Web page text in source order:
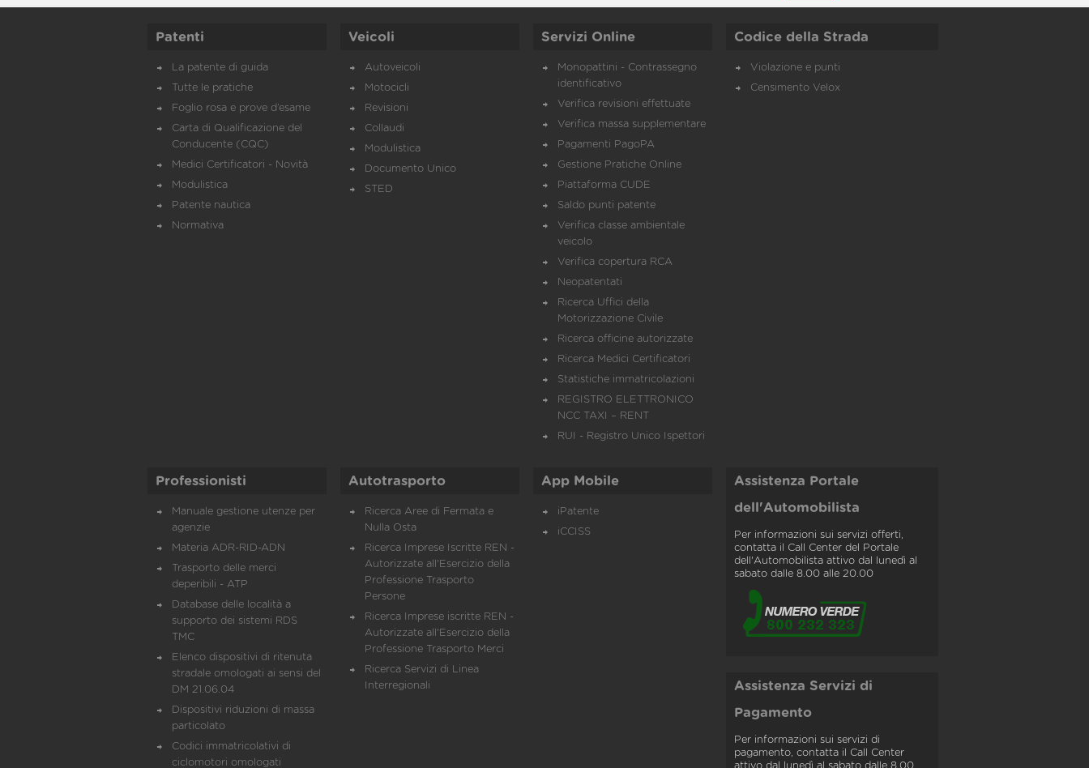
Patenti
La patente di guida
Tutte le pratiche
Foglio rosa e prove d’esame
Carta di Qualificazione del
Conducente (CQC)
Medici Certificatori - Novità
Modulistica
Patente nautica
Normativa
Veicoli
Autoveicoli
Motocicli
Revisioni
Collaudi
Modulistica
Documento Unico
STED
Servizi Online
Monopattini - Contrassegno
identificativo
Verifica revisioni effettuate
Verifica massa supplementare
Pagamenti PagoPA
Gestione Pratiche Online
Piattaforma CUDE
Saldo punti patente
Verifica classe ambientale
veicolo
Verifica copertura RCA
Neopatentati
Ricerca Uffici della
Motorizzazione Civile
Ricerca officine autorizzate
Ricerca Medici Certificatori
Statistiche immatricolazioni
REGISTRO ELETTRONICO
NCC TAXI – RENT
RUI - Registro Unico Ispettori
Codice della Strada
Violazione e punti
Censimento Velox
Professionisti
Manuale gestione utenze per
agenzie
Materia ADR-RID-ADN
Trasporto delle merci
deperibili - ATP
Database delle località a
supporto dei sistemi RDS
TMC
Elenco dispositivi di ritenuta
stradale omologati ai sensi del
DM 21.06.04
Dispositivi riduzioni di massa
particolato
Codici immatricolativi di
ciclomotori omologati
Autotrasporto
Ricerca Aree di Fermata e
Nulla Osta
Ricerca Imprese Iscritte REN -
Autorizzate all'Esercizio della
Professione Trasporto
Persone
Ricerca Imprese iscritte REN -
Autorizzate all'Esercizio della
Professione Trasporto Merci
Ricerca Servizi di Linea
Interregionali
App Mobile
iPatente
iCCISS
Assistenza Portale
dell'Automobilista
Per informazioni sui servizi offerti,
contatta il Call Center del Portale
dell'Automobilista attivo dal lunedì al
sabato dalle 8.00 alle 20.00
Assistenza Servizi di
Pagamento
Per informazioni sui servizi di
pagamento, contatta il Call Center